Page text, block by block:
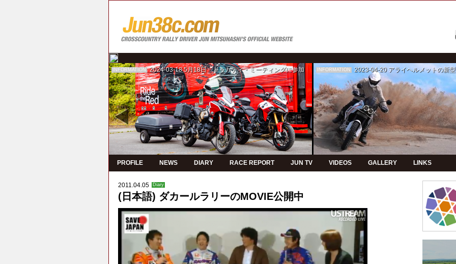
INFORMATION 2024-03-18 5月18日 ドゥカティ・ミーティングに参加 INFORMATION 2023-04-20 アライヘルメットの新型モデルPVの制
PROFILE NEWS DIARY RACE REPORT JUN TV VIDEOS GALLERY LINKS
2011.04.05 Diary
(日本語) ダカールラリーのMOVIE公開中